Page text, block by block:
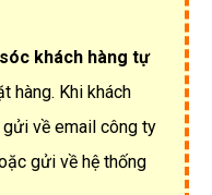
khách hàng tự
hàng. Khi khách
về email công ty
gửi về hệ thống